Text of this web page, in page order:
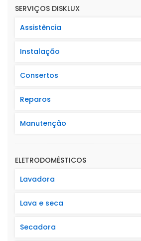
SERVIÇOS DISKLUX
Assistência
Instalação
Consertos
Reparos
Manutenção
ELETRODOMÉSTICOS
Lavadora
Lava e seca
Secadora